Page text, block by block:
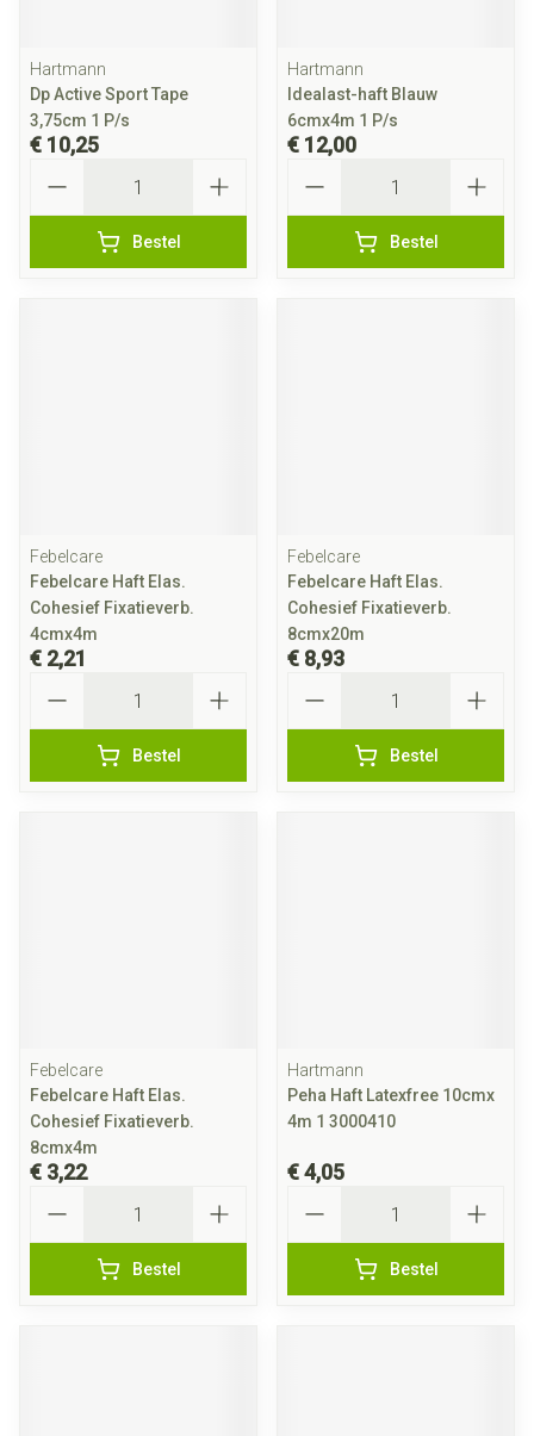
Hartmann
Dp Active Sport Tape
3,75cm 1 P/s
€ 10,25
Bestel
Hartmann
Idealast-haft Blauw
6cmx4m 1 P/s
€ 12,00
Bestel
Febelcare
Febelcare Haft Elas.
Cohesief Fixatieverb.
4cmx4m
€ 2,21
Bestel
Febelcare
Febelcare Haft Elas.
Cohesief Fixatieverb.
8cmx20m
€ 8,93
Bestel
Febelcare
Febelcare Haft Elas.
Cohesief Fixatieverb.
8cmx4m
€ 3,22
Bestel
Hartmann
Peha Haft Latexfree 10cmx
4m 1 3000410
€ 4,05
Bestel